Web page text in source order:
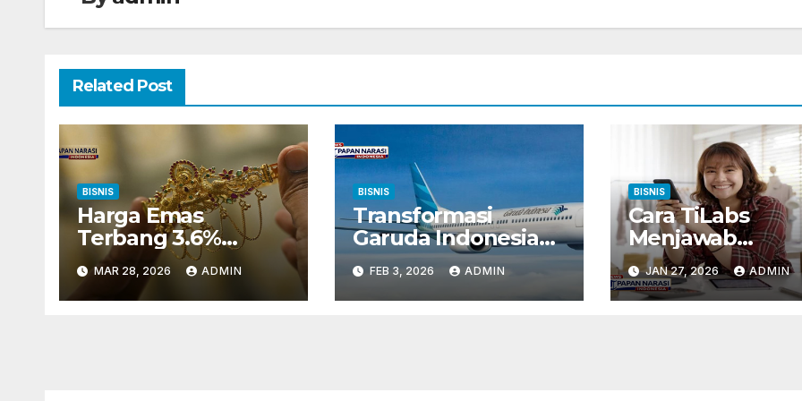
Related Post
BISNIS
Harga Emas
Terbang 3.6%
Investor Cermati
Konflik Timur
Tengah
MAR 28, 2026 ADMIN
BISNIS
Transformasi
Garuda Indonesia
Dinilai Mampu
Perkuat
Fundamental Bisnis
FEB 3, 2026 ADMIN
BISNIS
Cara TiLabs
Menjawab
Tantangan
Operasional
Yang
JAN 27, 2026 ADMIN